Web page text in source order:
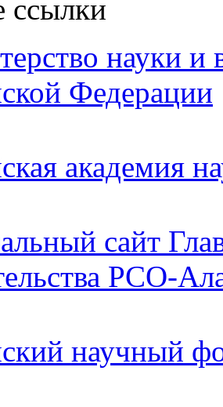
ссылки
науки и
Федерации
академия
сайт
РСО-
научный